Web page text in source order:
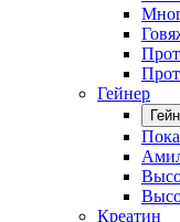
Гейнер
Креатин